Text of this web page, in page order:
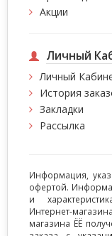
Акции
Личный
Личный
История
Закладки
Рассылка
Информация,
офертой.
и
Интернет-
магазина ЁЁ